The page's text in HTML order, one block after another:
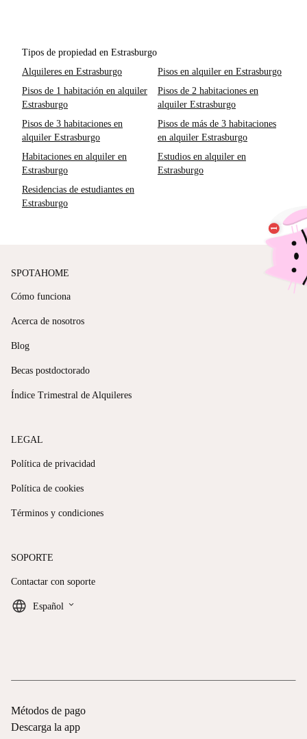
Tipos de propiedad en Estrasburgo
Alquileres en Estrasburgo
Pisos en alquiler en Estrasburgo
Pisos de 1 habitación en alquiler
Estrasburgo
Pisos de 2 habitaciones en
alquiler Estrasburgo
Pisos de 3 habitaciones en
alquiler Estrasburgo
Pisos de más de 3 habitaciones
en alquiler Estrasburgo
Habitaciones en alquiler en
Estrasburgo
Estudios en alquiler en
Estrasburgo
Residencias de estudiantes en
Estrasburgo
SPOTAHOME
Cómo funciona
Acerca de nosotros
Blog
Becas postdoctorado
Índice Trimestral de Alquileres
LEGAL
Política de privacidad
Política de cookies
Términos y condiciones
SOPORTE
Contactar con soporte
Español keyboard_arrow_down
Métodos de pago
Descarga la app